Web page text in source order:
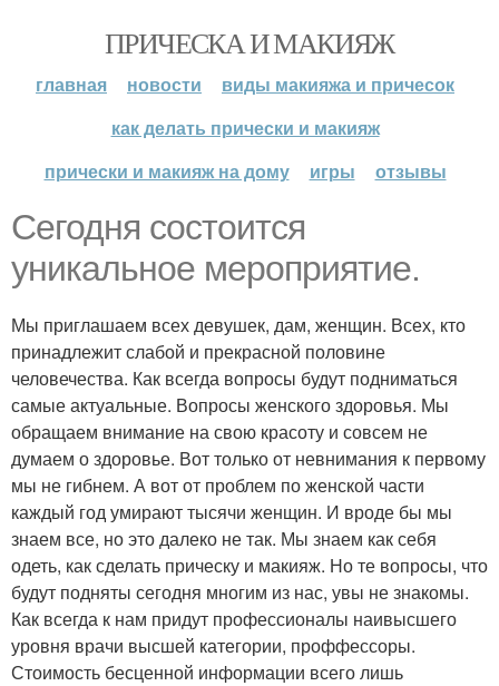
ПРИЧЕСКА И МАКИЯЖ
главная новости
виды макияжа и причесок
как делать прически и макияж
прически и макияж на дому
игры отзывы
Сегодня состоится
уникальное мероприятие.
Мы приглашаем всех девушек, дам, женщин. Всех, кто
принадлежит слабой и прекрасной половине
человечества. Как всегда вопросы будут подниматься
самые актуальные. Вопросы женского здоровья. Мы
обращаем внимание на свою красоту и совсем не
думаем о здоровье. Вот только от невнимания к первому
мы не гибнем. А вот от проблем по женской части
каждый год умирают тысячи женщин. И вроде бы мы
знаем все, но это далеко не так. Мы знаем как себя
одеть, как сделать прическу и макияж. Но те вопросы, что
будут подняты сегодня многим из нас, увы не знакомы.
Как всегда к нам придут профессионалы наивысшего
уровня врачи высшей категории, проффессоры.
Стоимость бесценной информации всего лишь